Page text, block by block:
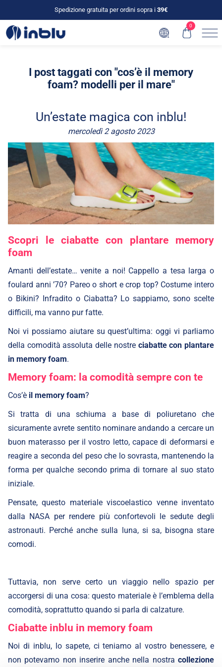
Spedizione gratuita per ordini sopra i 39€
0
I post taggati con "cos’è il memory
foam? modelli per il mare"
Un’estate magica con inblu!
mercoledì 2 agosto 2023
Scopri le ciabatte con plantare memory
foam
Amanti dell’estate… venite a noi! Cappello a tesa larga o
foulard anni ’70? Pareo o short e crop top? Costume intero
o Bikini? Infradito o Ciabatta? Lo sappiamo, sono scelte
difficili, ma vanno pur fatte.
Noi vi possiamo aiutare su quest’ultima: oggi vi parliamo
della comodità assoluta delle nostre ciabatte con plantare
in memory foam.
Memory foam: la comodità sempre con te
Cos’è il memory foam?
Si tratta di una schiuma a base di poliuretano che
sicuramente avrete sentito nominare andando a cercare un
buon materasso per il vostro letto, capace di deformarsi e
reagire a seconda del peso che lo sovrasta, mantenendo la
forma per qualche secondo prima di tornare al suo stato
iniziale.
Pensate, questo materiale viscoelastico venne inventato
dalla NASA per rendere più confortevoli le sedute degli
astronauti. Perché anche sulla luna, si sa, bisogna stare
comodi.
Tuttavia, non serve certo un viaggio nello spazio per
accorgersi di una cosa: questo materiale è l’emblema della
comodità, soprattutto quando si parla di calzature.
Ciabatte inblu in memory foam
Noi di inblu, lo sapete, ci teniamo al vostro benessere, e
non potevamo non inserire anche nella nostra collezione